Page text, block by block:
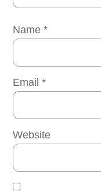
Name*
Email*
Website